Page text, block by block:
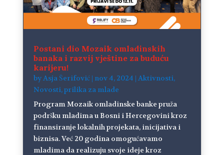
Postani dio Mozaik omladinskih
banaka i razvij vještine za buduću
karijeru!
byAsja Šerifović| nov 4, 2024 | Aktivnosti,
Novosti,prilika za mlade
Program Mozaik omladinske banke pruža
podršku mladima u Bosni i Hercegovini kroz
finansiranje lokalnih projekata, inicijativa i
biznisa. Već 20 godina omogućavamo
mladima da realizuju svoje ideje kroz